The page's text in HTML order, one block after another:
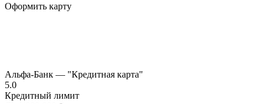
Оформить карту
Альфа-Банк — "Кредитная карта"
5.0
Кредитный лимит